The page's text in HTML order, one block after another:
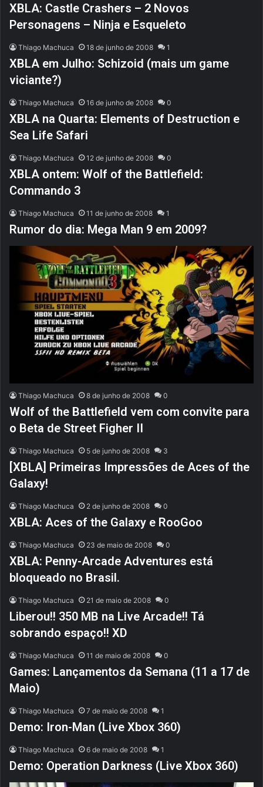
XBLA: Castle Crashers – 2 Novos
Personagens – Ninja e Esqueleto
Thiago Machuca 18 de junho de 2008 1
XBLA em Julho: Schizoid (mais um game
viciante?)
Thiago Machuca 16 de junho de 2008 0
XBLA na Quarta: Elements of Destruction e
Sea Life Safari
Thiago Machuca 12 de junho de 2008 0
XBLA ontem: Wolf of the Battlefield:
Commando 3
Thiago Machuca 11 de junho de 2008 1
Rumor do dia: Mega Man 9 em 2009?
Thiago Machuca 8 de junho de 2008 0
Wolf of the Battlefield vem com convite para
o Beta de Street Figher II
Thiago Machuca 5 de junho de 2008 3
[XBLA] Primeiras Impressões de Aces of the
Galaxy!
Thiago Machuca 2 de junho de 2008 0
XBLA: Aces of the Galaxy e RooGoo
Thiago Machuca 23 de maio de 2008 0
XBLA: Penny-Arcade Adventures está
bloqueado no Brasil.
Thiago Machuca 21 de maio de 2008 0
Liberou!! 350 MB na Live Arcade!! Tá
sobrando espaço!! XD
Thiago Machuca 11 de maio de 2008 0
Games: Lançamentos da Semana (11 a 17 de
Maio)
Thiago Machuca 7 de maio de 2008 1
Demo: Iron-Man (Live Xbox 360)
Thiago Machuca 6 de maio de 2008 1
Demo: Operation Darkness (Live Xbox 360)